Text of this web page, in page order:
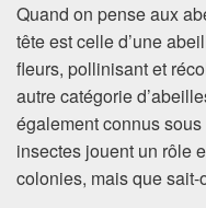
Quand on pense aux
tête est celle d’une
fleurs, pollinisant et
autre catégorie
également connus
insectes jouent un rôle
colonies, mais que sait-